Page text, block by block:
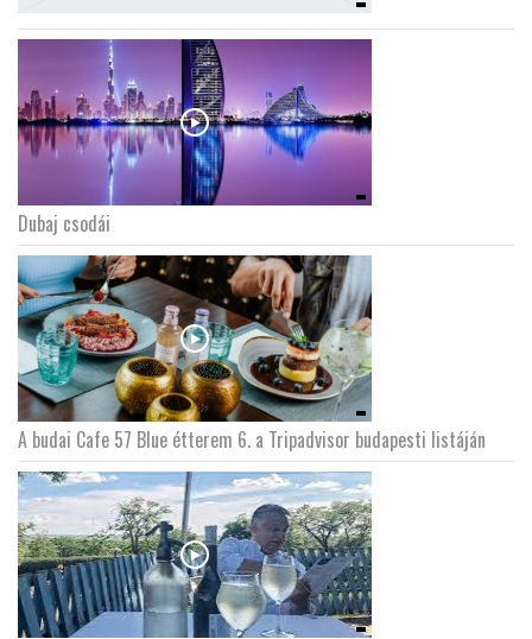
Dubaj csodái
A budai Cafe 57 Blue étterem 6. a Tripadvisor budapesti listáján